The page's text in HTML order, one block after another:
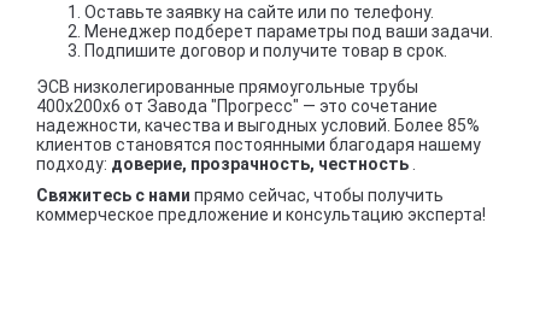
Оставьте заявку на сайте или по телефону.
Менеджер подберет параметры под ваши задачи.
Подпишите договор и получите товар в срок.
ЭСВ низколегированные прямоугольные трубы
400x200x6 от Завода "Прогресс" — это сочетание
надежности, качества и выгодных условий. Более 85%
клиентов становятся постоянными благодаря нашему
подходу: доверие, прозрачность, честность
Свяжитесь с нами прямо сейчас, чтобы получить
коммерческое предложение и консультацию эксперта!